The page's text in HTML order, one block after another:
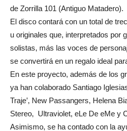
de Zorrilla 101 (Antiguo Matadero).
El disco contará con un total de
u originales que, interpretados por
solistas, más las voces de
se convertirá en un regalo ideal
En este proyecto, además de los
ya han colaborado Santiago
Traje’, New Passangers, Helena
Stereo, Ultraviolet, eLe De eMe y
Asimismo, se ha contado con la